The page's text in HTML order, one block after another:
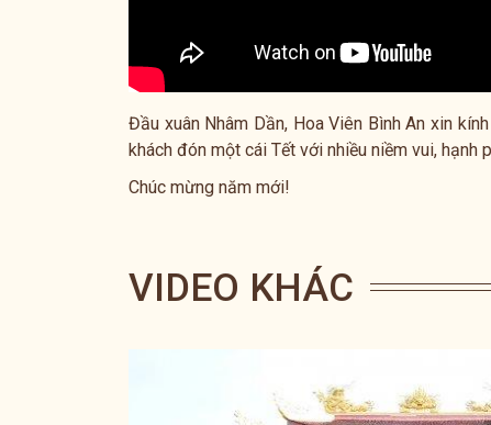
Đầu xuân Nhâm Dần, Hoa Viên Bình An xin
khách đón một cái Tết với nhiều niềm vui, hạnh
Chúc mừng năm mới!
VIDEO KHÁC